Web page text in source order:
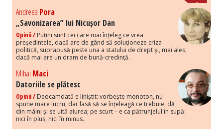
Andreea Pora
„Savonizarea” lui Nicușor Dan
Opinii / Puțini sunt cei care mai înțeleg ce vrea
președintele, dacă are de gând să soluționeze criza
politică, suprapusă peste una a statului de drept și, mai ales,
dacă mai are un dram de bună-credință.
Mihai Maci
Datoriile se plătesc
Opinii / Deocamdată e liniștit: vorbește monoton, nu
spune mare lucru, dar lasă să se înțeleagă ce trebuie, dă
din mâini și se uită aiurea; pe scurt – e ca pătrunjelul în supă:
nici în plus, nici în minus.